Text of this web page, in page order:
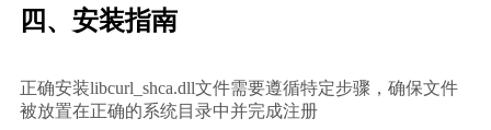
四、安装指南
正确安装libcurl_shca.dll文件需要遵循特定步骤，确保文件
被放置在正确的系统目录中并完成注册